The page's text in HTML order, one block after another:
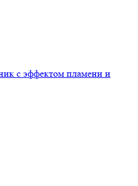
с эффектом пламени и